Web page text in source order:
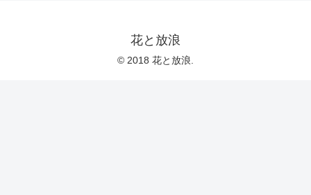
花と放浪
© 2018 花と放浪.